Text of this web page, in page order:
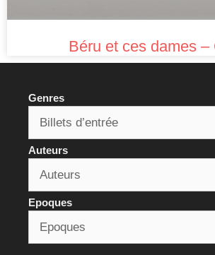
Béru et ces dames –
Genres
Auteurs
Epoques